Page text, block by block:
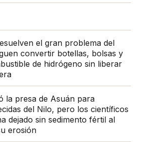
el gran problema del
convertir botellas, bolsas y
de hidrógeno sin liberar
la presa de Asuán para
del Nilo, pero los científicos
dejado sin sedimento fértil al
erosión